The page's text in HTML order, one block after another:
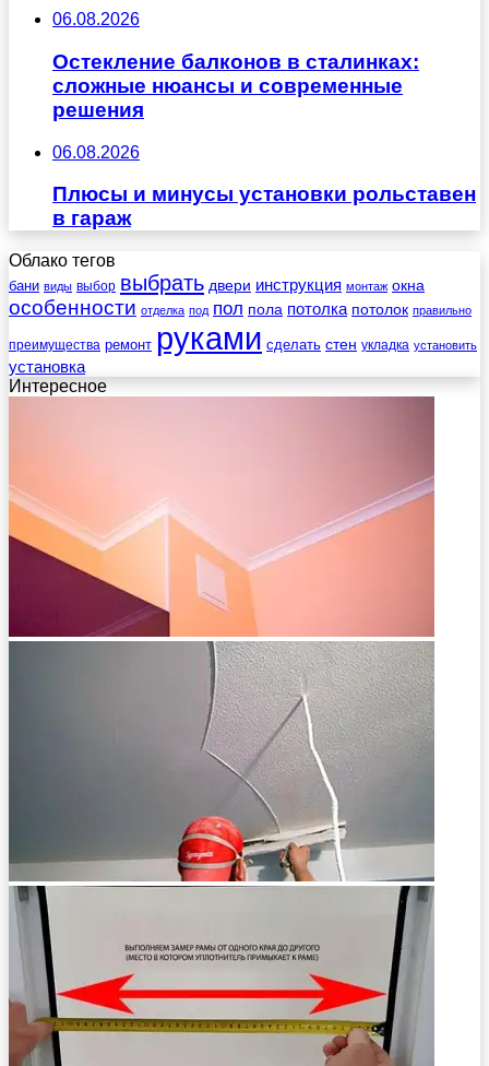
06.08.2026
Остекление балконов в сталинках:
сложные нюансы и современные
решения
06.08.2026
Плюсы и минусы установки рольставен
в гараж
Облако тегов
бани виды выбор выбрать двери инструкция монтаж окна
особенности отделка под пол пола потолка потолок правильно
преимущества ремонт руками сделать стен укладка установить
установка
Интересное